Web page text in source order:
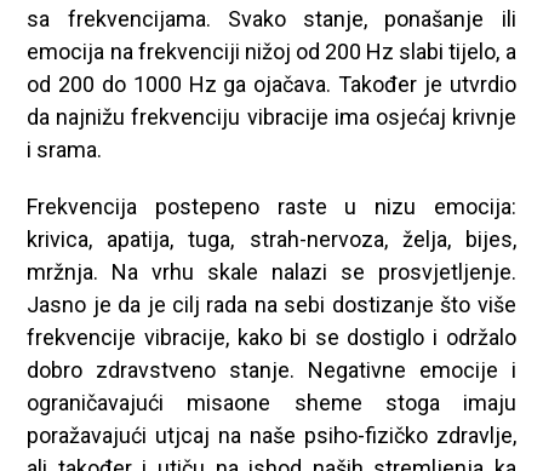
sa frekvencijama. Svako stanje, ponašanje ili
emocija na frekvenciji nižoj od 200 Hz slabi tijelo, a
od 200 do 1000 Hz ga ojačava. Također je utvrdio
da najnižu frekvenciju vibracije ima osjećaj krivnje
i srama.
Frekvencija postepeno raste u nizu emocija:
krivica, apatija, tuga, strah-nervoza, želja, bijes,
mržnja. Na vrhu skale nalazi se prosvjetljenje.
Jasno je da je cilj rada na sebi dostizanje što više
frekvencije vibracije, kako bi se dostiglo i održalo
dobro zdravstveno stanje. Negativne emocije i
ograničavajući misaone sheme stoga imaju
poražavajući utjcaj na naše psiho-fizičko zdravlje,